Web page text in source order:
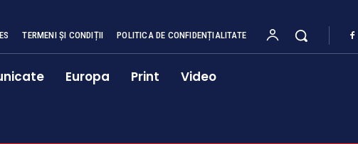
TERMENI ȘI CONDIȚII POLITICA DE CONFIDENȚIALITATE
Europa Print Video